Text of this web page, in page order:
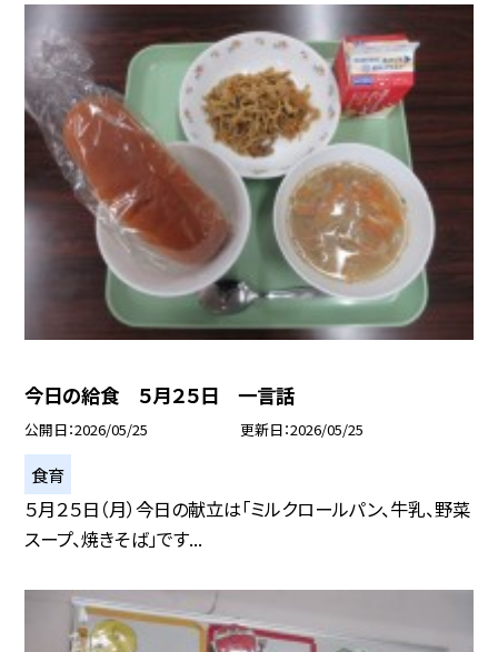
今日の給食 ５月２５日 一言話
公開日 2026/05/25 更新日 2026/05/25
食育
５月２５日（月）今日の献立は「ミルクロールパン、牛乳、野菜
スープ、焼きそば」です...